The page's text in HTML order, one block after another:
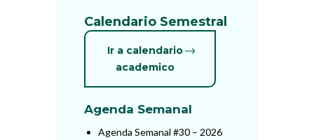
Calendario Semestral
Ir a calendario
academico
Agenda Semanal
Agenda Semanal #30 – 2026